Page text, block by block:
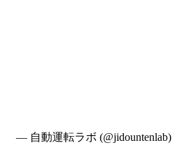
— 自動運転ラボ (@jidountenlab)